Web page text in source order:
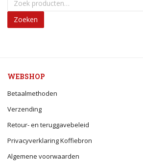
Zoeken
WEBSHOP
Betaalmethoden
Verzending
Retour- en teruggavebeleid
Privacyverklaring Koffiebron
Algemene voorwaarden